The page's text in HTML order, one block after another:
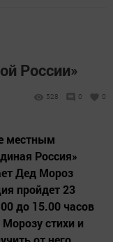
России»
528 0 0
местным
Россия»
Дед Мороз
пройдет 23
до 15.00 часов
стихи и